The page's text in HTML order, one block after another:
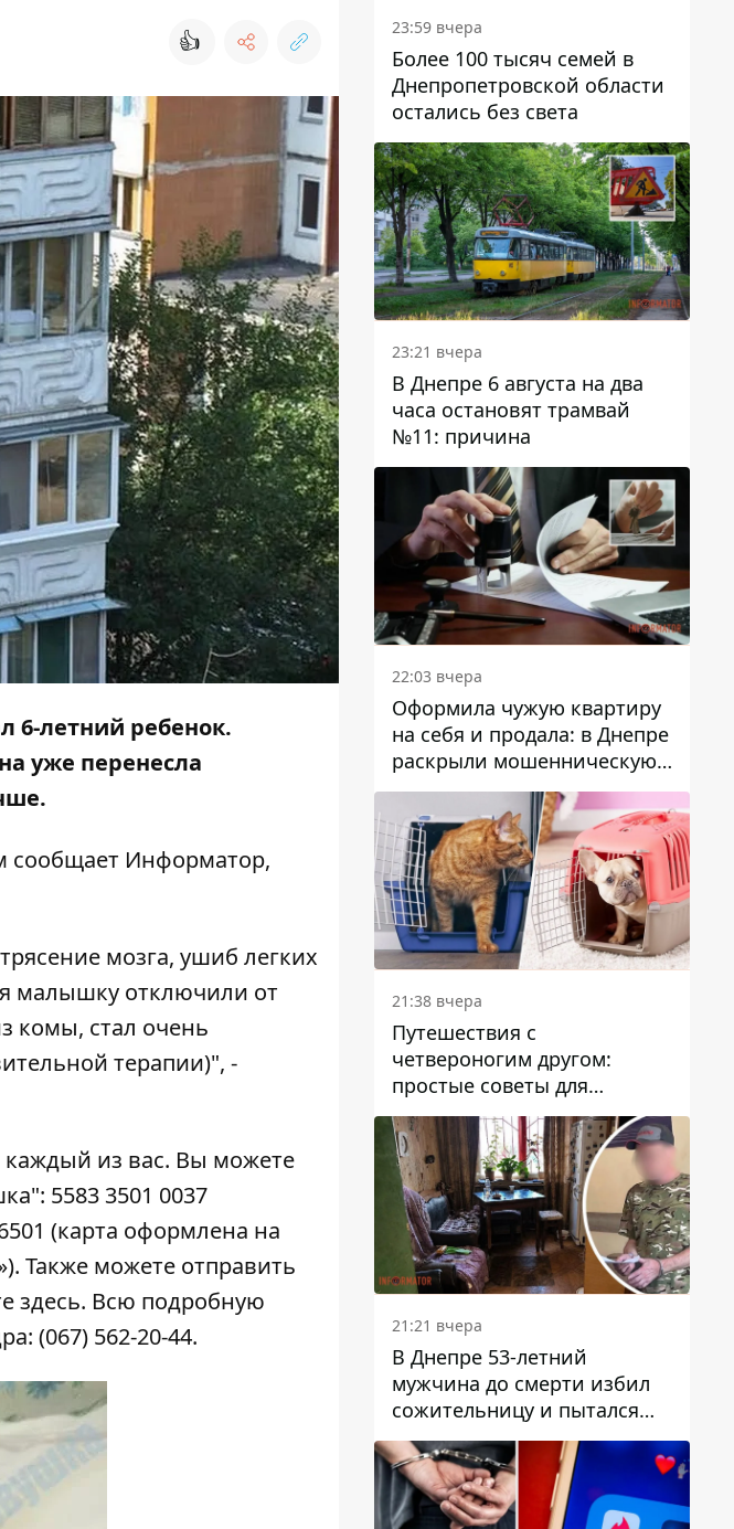
👍
6-летний ребенок.
уже перенесла
сообщает Информатор,
мозга, ушиб легких
малышку отключили от
комы, стал очень
терапии)", -
из вас. Вы можете
5583 3501 0037
(карта оформлена на
Также можете отправить
здесь. Всю подробную
(067) 562-20-44.
23:59 вчера
Более 100 тысяч семей в
Днепропетровской области
остались без света
23:21 вчера
В Днепре 6 августа на два
часа остановят трамвай
№11: причина
22:03 вчера
Оформила чужую квартиру
на себя и продала: в Днепре
раскрыли мошенническую
схему с недвижимостью
21:38 вчера
Путешествия с
четвероногим другом:
простые советы для
поездок с животными
21:21 вчера
В Днепре 53-летний
мужчина до смерти избил
сожительницу и пытался
скрыть преступление:
детали